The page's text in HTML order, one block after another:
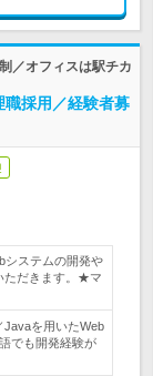
／オフィスは駅チカ
職採用／経験者募
システムの開発や
ただきます。★マ
Javaを用いたWeb
でも開発経験が